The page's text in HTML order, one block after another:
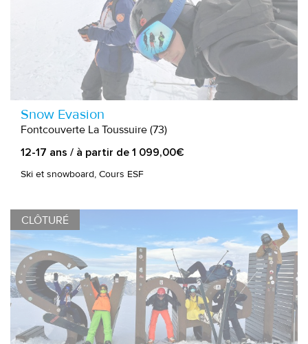
Snow Evasion
Fontcouverte La Toussuire (73)
12-17 ans / à partir de 1 099,00€
Ski et snowboard, Cours ESF
CLÔTURÉ